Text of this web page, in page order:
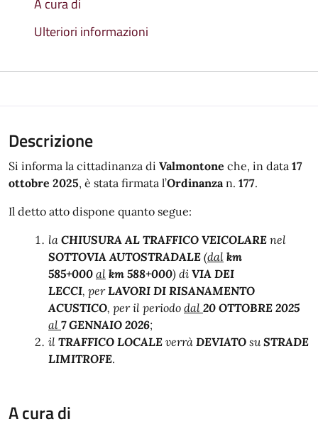
A cura di
Ulteriori informazioni
Descrizione
Si informa la cittadinanza di Valmontone che, in data 17
ottobre 2025, è stata firmata l’Ordinanza n. 177.
Il detto atto dispone quanto segue:
la CHIUSURA AL TRAFFICO VEICOLARE nel
SOTTOVIA AUTOSTRADALE (dal km
585+000 al km 588+000) di VIA DEI
LECCI, per LAVORI DI RISANAMENTO
ACUSTICO, per il periodo dal 20 OTTOBRE 2025
al 7 GENNAIO 2026;
il TRAFFICO LOCALE verrà DEVIATO suSTRADE
LIMITROFE.
A cura di